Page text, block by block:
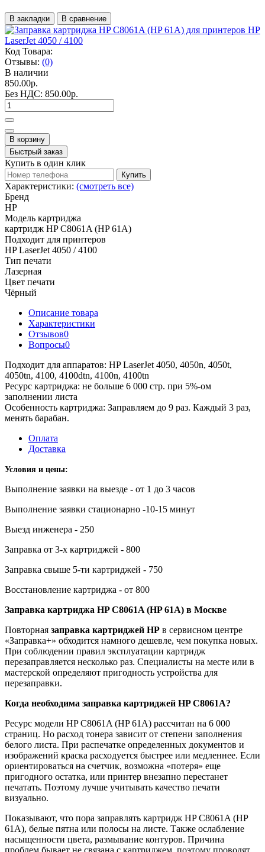
В закладки В сравнение
Код Товара:
Отзывы: (0)
В наличии
850.00р.
Без НДС: 850.00р.
В корзину
Быстрый заказ
Купить в один клик
Купить
Характеристики: (смотреть все)
Бренд
HP
Модель картриджа
картридж HP C8061A (HP 61A)
Подходит для принтеров
HP LaserJet 4050 / 4100
Тип печати
Лазерная
Цвет печати
Чёрный
Описание товара
Характеристики
Отзывов0
Вопросы0
Подходит для аппаратов: HP LaserJet 4050, 4050n, 4050t,
4050tn, 4100, 4100dtn, 4100n, 4100tn
Ресурс картриджа: не больше 6 000 стр. при 5%-ом
заполнении листа
Особенность картриджа: Заправляем до 9 раз. Каждый 3 раз,
менять барабан.
Оплата
Доставка
Условия и цены:
Выполнение заявки на выезде - от 1 до 3 часов
Выполнение заявки стационарно -10-15 минут
Выезд инженера - 250
Заправка от 3-х картриджей - 800
Заправка свыше 5-ти картриджей - 750
Восстановление картриджа - от 800
Заправка картриджа HP C8061A (HP 61A) в Москве
Повторная заправка картриджей HP в сервисном центре
«Заправка+» обходится намного дешевле, чем покупка новых.
При соблюдении правил эксплуатации картридж
перезаправляется несколько раз. Специалисты на месте или в
мастерской определяют пригодность устройства для
перезаправки.
Когда необходима заправка картриджей HP C8061A?
Ресурс модели HP C8061A (HP 61A) рассчитан на 6 000
страниц. Но расход тонера зависит от степени заполнения
белого листа. При распечатке определенных документов и
изображений краска расходуется быстрее или медленнее. Если
ориентироваться на счетчик, возможна «потеря» еще
пригодного остатка, или принтер внезапно перестанет
печатать. Поэтому лучше учитывать качество печати
визуально.
Показывают, что пора заправлять картридж HP C8061A (HP
61A), белые пятна или полосы на листе. Также ослабление
насыщенности цвета, размывание контуров. Причина
проблем бывает не связана с картриджем, поэтому проводят